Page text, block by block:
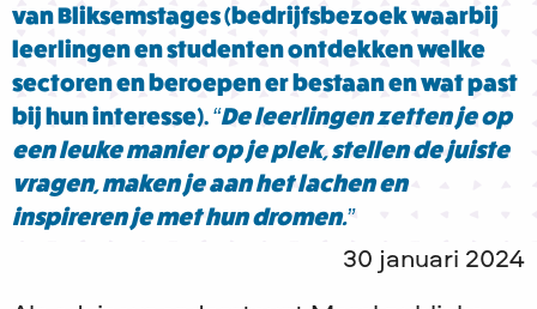
van Bliksemstages (bedrijfsbezoek waarbij
leerlingen en studenten ontdekken welke
sectoren en beroepen er bestaan en wat past
bij hun interesse).“De leerlingen zetten je op
een leuke manier op je plek, stellen de juiste
vragen, maken je aan het lachen en
inspireren je met hun dromen.”
30 januari 2024